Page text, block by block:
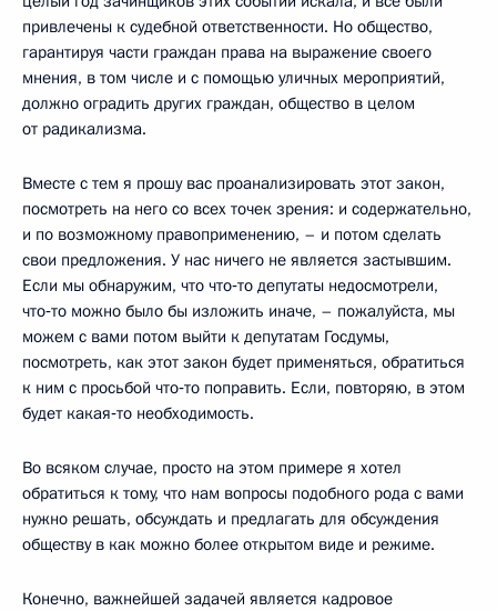
привлечены к судебной ответственности. Но общество,
гарантируя части граждан права на выражение своего
мнения, в том числе и с помощью уличных мероприятий,
должно оградить других граждан, общество в целом
от радикализма.
Вместе с тем я прошу вас проанализировать этот закон,
посмотреть на него со всех точек зрения: и содержательно,
и по возможному правоприменению, – и потом сделать
свои предложения. У нас ничего не является застывшим.
Если мы обнаружим, что что‑то депутаты недосмотрели,
что‑то можно было бы изложить иначе, – пожалуйста, мы
можем с вами потом выйти к депутатам Госдумы,
посмотреть, как этот закон будет применяться, обратиться
к ним с просьбой что‑то поправить. Если, повторяю, в этом
будет какая‑то необходимость.
Во всяком случае, просто на этом примере я хотел
обратиться к тому, что нам вопросы подобного рода с вами
нужно решать, обсуждать и предлагать для обсуждения
обществу в как можно более открытом виде и режиме.
Конечно, важнейшей задачей является кадровое